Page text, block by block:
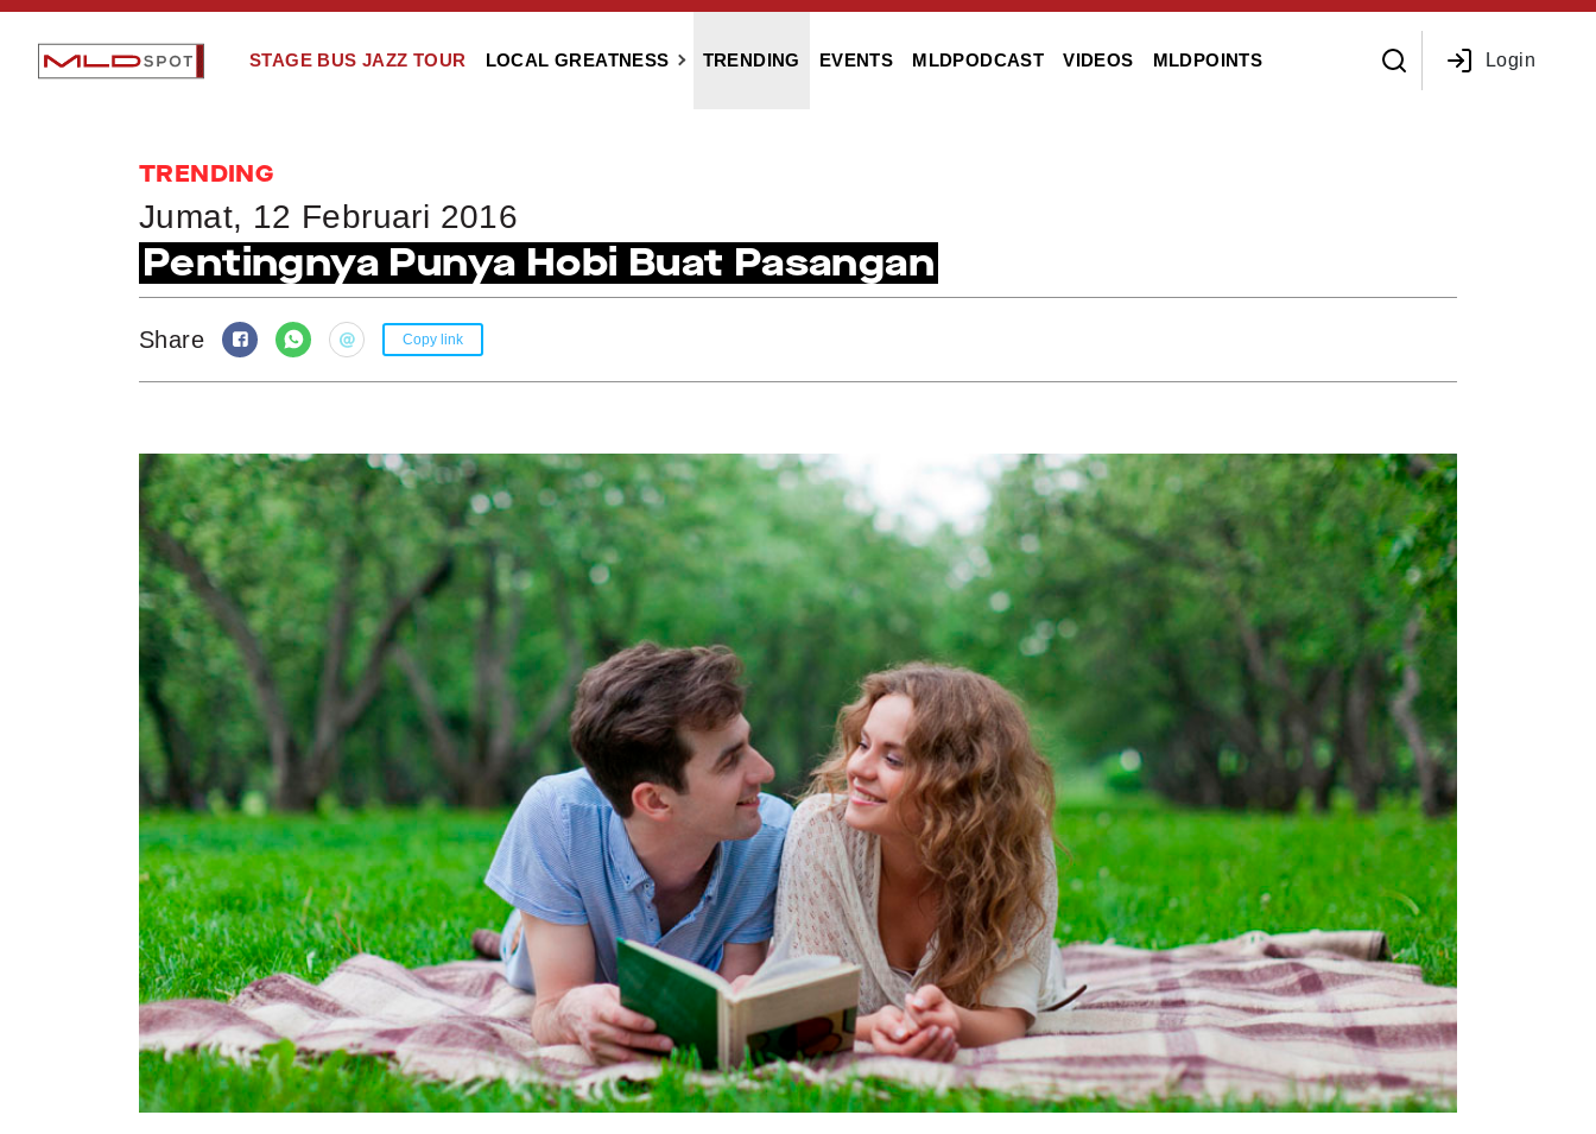
STAGE BUS JAZZ TOUR LOCAL GREATNESS TRENDING EVENTS MLDPODCAST VIDEOS MLDPOINTS Login
TRENDING
Jumat, 12 Februari 2016
Pentingnya Punya Hobi Buat Pasangan
Share Copy link